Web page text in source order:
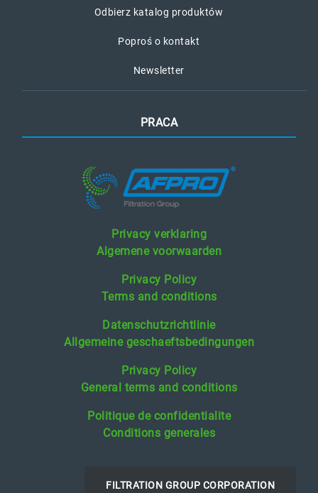
Odbierz katalog produktów
Poproś o kontakt
Newsletter
PRACA
Privacy verklaring
Algemene voorwaarden
Privacy Policy
Terms and conditions
Datenschutzrichtlinie
Allgemeine geschaeftsbedingungen
Privacy Policy
General terms and conditions
Politique de confidentialite
Conditions generales
FILTRATION GROUP CORPORATION